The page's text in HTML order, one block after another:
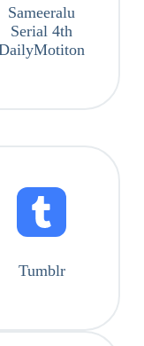
Sameeralu
Serial 4th
Tumblr